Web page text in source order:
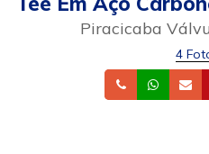
Piracicaba
4
Telefone